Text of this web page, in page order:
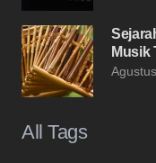
Musik
All Tags